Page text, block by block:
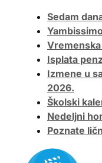
Sedam
Isplata
Izmene u
2026.
Školski
Nedeljni
Poznate